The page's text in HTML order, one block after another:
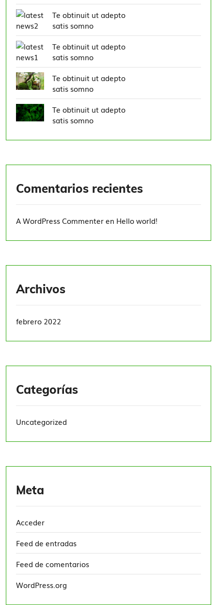
Te obtinuit ut adepto
satis somno
Te obtinuit ut adepto
satis somno
Te obtinuit ut adepto
satis somno
Te obtinuit ut adepto
satis somno
Comentarios recientes
A WordPress Commenteren Hello world!
Archivos
febrero 2022
Categorías
Uncategorized
Meta
Acceder
Feed de entradas
Feed de comentarios
WordPress.org